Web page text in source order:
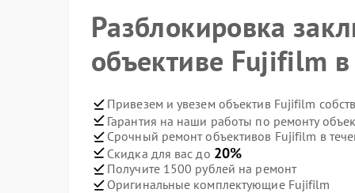
Разблокировка
объективе Fujifilm
Привезем и увезем объектив Fujifilm
Гарантия на наши работы по ремонту
Срочный ремонт объективов Fujifilm в
Скидка для вас до 20%
Получите 1500 рублей на ремонт
Оригинальные комплектующие Fujifilm